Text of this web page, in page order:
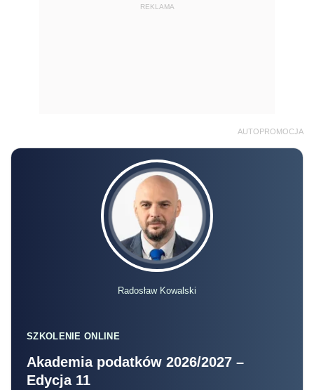
REKLAMA
AUTOPROMOCJA
Radosław Kowalski
SZKOLENIE ONLINE
Akademia podatków 2026/2027 –
Edycja 11